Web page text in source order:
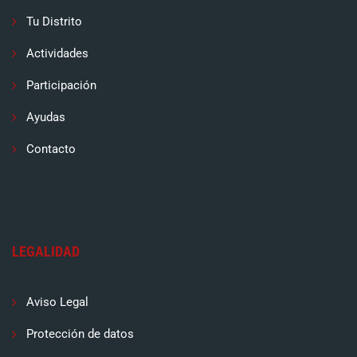
Tu Distrito
Actividades
Participación
Ayudas
Contacto
LEGALIDAD
Aviso Legal
Protección de datos